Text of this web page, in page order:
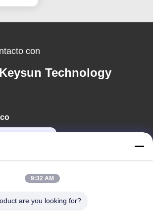
con
Technology
9:32 AM
are you looking for?